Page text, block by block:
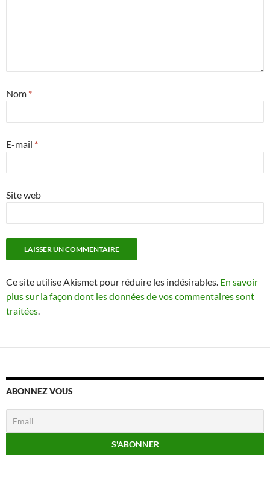
Nom *
E-mail *
Site web
Ce site utilise Akismet pour réduire les indésirables. En savoir
plus sur la façon dont les données de vos commentaires sont
traitées.
ABONNEZ VOUS